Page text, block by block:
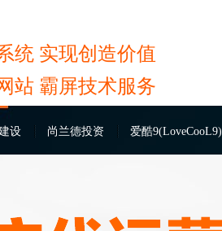
统 实现创造价值
站 霸屏技术服务
设 尚兰德投资 爱酷9(LoveCooL9)